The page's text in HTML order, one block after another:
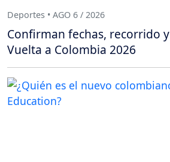
Deportes • AGO 6 / 2026
Confirman fechas, recorrido
Vuelta a Colombia 2026